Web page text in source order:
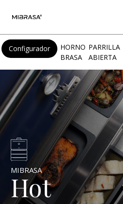
Configurador
HORNO
BRASA
PARRILLA
ABIERTA
MIBRASA
Hot